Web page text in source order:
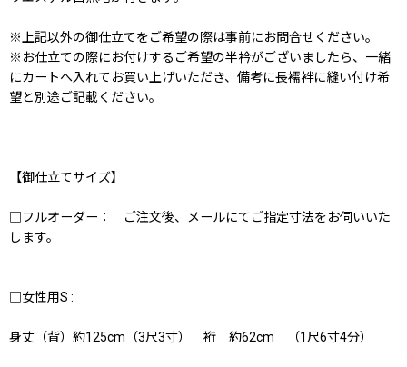
※上記以外の御仕立てをご希望の際は事前にお問合せください。
※お仕立ての際にお付けするご希望の半衿がございましたら、一緒
にカートへ入れてお買い上げいただき、備考に長襦袢に縫い付け希
望と別途ご記載ください。
【御仕立てサイズ】
□フルオーダー： ご注文後、メールにてご指定寸法をお伺いいた
します。
□女性用S :
身丈（背）約125cm（3尺3寸） 裄 約62cm （1尺6寸4分）